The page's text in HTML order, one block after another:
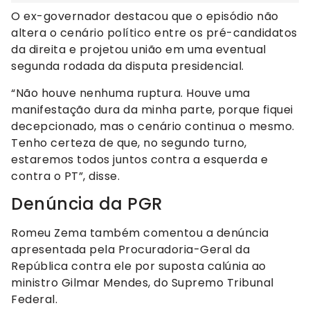
O ex-governador destacou que o episódio não
altera o cenário político entre os pré-candidatos
da direita e projetou união em uma eventual
segunda rodada da disputa presidencial.
“Não houve nenhuma ruptura. Houve uma
manifestação dura da minha parte, porque fiquei
decepcionado, mas o cenário continua o mesmo.
Tenho certeza de que, no segundo turno,
estaremos todos juntos contra a esquerda e
contra o PT”, disse.
Denúncia da PGR
Romeu Zema também comentou a denúncia
apresentada pela Procuradoria-Geral da
República contra ele por suposta calúnia ao
ministro Gilmar Mendes, do Supremo Tribunal
Federal.